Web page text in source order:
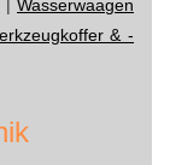
|Wasserwaagen
& -